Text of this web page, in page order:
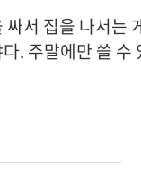
서 집을 나서는
. 주말에만 쓸